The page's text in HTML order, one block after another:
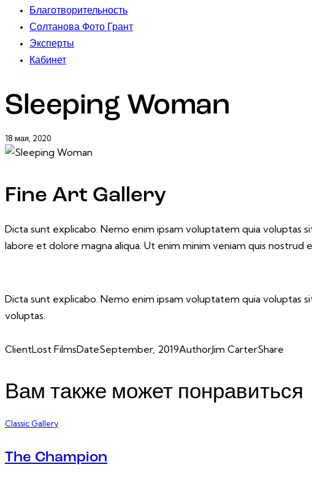
Благотворительность
Солтанова Фото Грант
Эксперты
Кабинет
Sleeping Woman
18 мая, 2020
Fine Art Gallery
Dicta sunt explicabo. Nemo enim ipsam voluptatem quia voluptas
labore et dolore magna aliqua. Ut enim minim veniam quis nostrud
Dicta sunt explicabo. Nemo enim ipsam voluptatem quia voluptas
voluptas.
ClientLost FilmsDateSeptember, 2019AuthorJim CarterShare
new
email
URL
to
Вам также может понравиться
Classic Gallery
The Champion